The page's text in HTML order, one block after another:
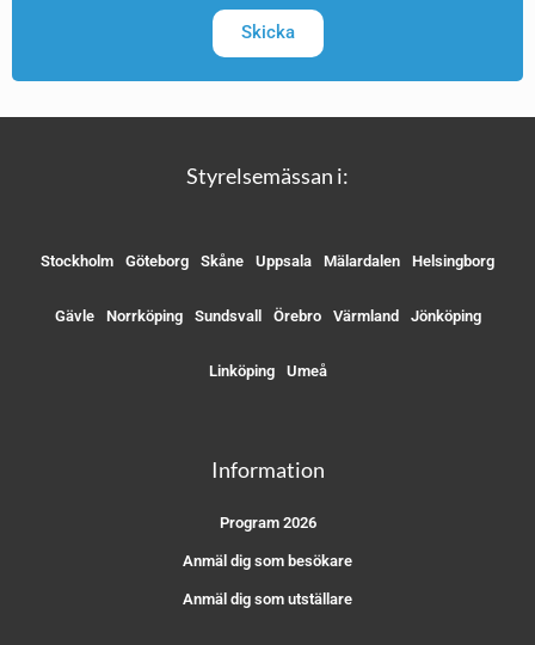
Skicka
Styrelsemässan i:
Stockholm Göteborg Skåne Uppsala Mälardalen Helsingborg
Gävle Norrköping Sundsvall Örebro Värmland Jönköping
Linköping Umeå
Information
Program 2026
Anmäl dig som besökare
Anmäl dig som utställare